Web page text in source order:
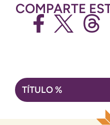
COMPARTE
Navegación
de
TÍTULO %